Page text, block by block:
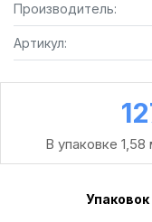
Производитель:
Артикул:
В упаковке 1,58
Упаковок